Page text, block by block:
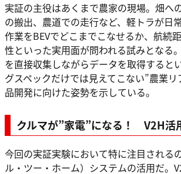
実証の主役はあくまで農家の現場。畑へ
の搬出、農道での走行など、軽トラが日
作業をBEVでどこまでこなせるか、航続
性といった実用面が問われる試みとなる
を直接収集しながらデータを取得すると
グスペックだけでは見えてこない”農業
品開発に向けた姿勢を示している。
クルマが”家電”になる！ V2H活
今回の実証実験において特に注目される
ル・ツー・ホーム）システムの活用だ。